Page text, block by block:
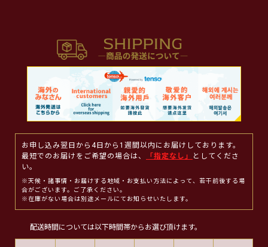
お申し込み翌日から4日から1週間以内にお届けしております。
最短でのお届けをご希望の場合は、
「指定なし」
としてくださ
い。
※天候・諸事情・お届けする地域・お支払い方法によって、若干前後する場
合がございます。ご了承ください。
※在庫がない場合は別途メールにてお知らせいたします。
配送時間については以下時間帯からお選び頂けます。